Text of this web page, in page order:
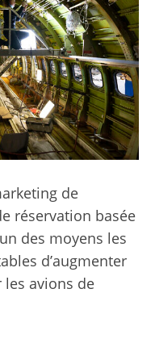
de
réservation basée
des moyens les
d’augmenter
avions de